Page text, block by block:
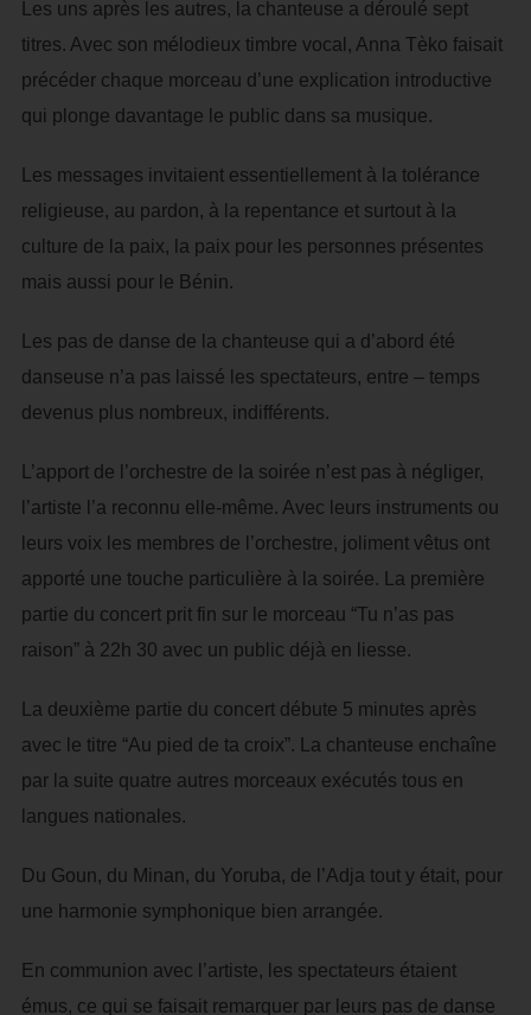
Les uns après les autres, la chanteuse a déroulé sept
titres. Avec son mélodieux timbre vocal, Anna Tèko faisait
précéder chaque morceau d’une explication introductive
qui plonge davantage le public dans sa musique.
Les messages invitaient essentiellement à la tolérance
religieuse, au pardon, à la repentance et surtout à la
culture de la paix, la paix pour les personnes présentes
mais aussi pour le Bénin.
Les pas de danse de la chanteuse qui a d’abord été
danseuse n’a pas laissé les spectateurs, entre – temps
devenus plus nombreux, indifférents.
L’apport de l’orchestre de la soirée n’est pas à négliger,
l’artiste l’a reconnu elle-même. Avec leurs instruments ou
leurs voix les membres de l’orchestre, joliment vêtus ont
apporté une touche particulière à la soirée. La première
partie du concert prit fin sur le morceau “Tu n’as pas
raison” à 22h 30 avec un public déjà en liesse.
La deuxième partie du concert débute 5 minutes après
avec le titre “Au pied de ta croix”. La chanteuse enchaîne
par la suite quatre autres morceaux exécutés tous en
langues nationales.
Du Goun, du Minan, du Yoruba, de l’Adja tout y était, pour
une harmonie symphonique bien arrangée.
En communion avec l’artiste, les spectateurs étaient
émus, ce qui se faisait remarquer par leurs pas de danse